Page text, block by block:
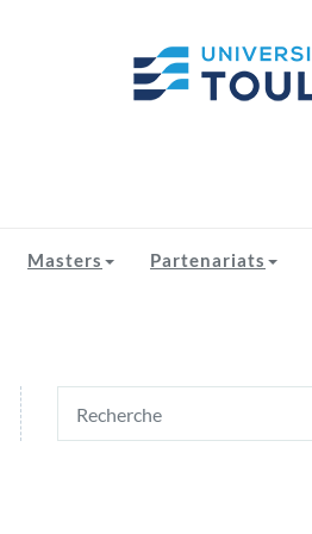
Masters Partenariats